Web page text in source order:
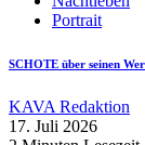
Portrait
SCHOTE über seinen
KAVA Redaktion
17. Juli 2026